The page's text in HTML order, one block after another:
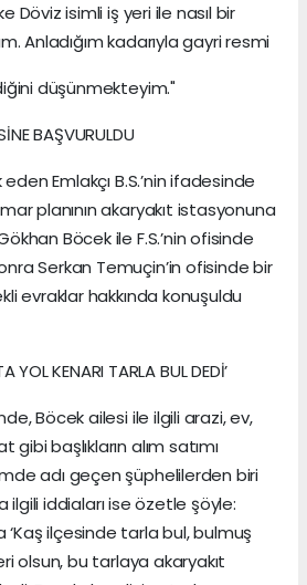
Döviz isimli iş yeri ile nasıl bir
Anladığım kadarıyla gayri resmi
düşünmekteyim."
BAŞVURULDU
eden Emlakçı B.S.’nin ifadesinde
planının akaryakıt istasyonuna
Böcek ile F.S.’nin ofisinde
Serkan Temuçin’in ofisinde bir
evraklar hakkında konuşuldu
YOL KENARI TARLA BUL DEDİ’
Böcek ailesi ile ilgili arazi, ev,
başlıkların alım satımı
adı geçen şüphelilerden biri
ilgili iddiaları ise özetle şöyle:
‘Kaş ilçesinde tarla bul, bulmuş
olsun, bu tarlaya akaryakıt